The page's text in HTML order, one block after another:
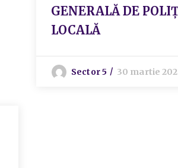
GENERALĂ DE
LOCALĂ
Sector 5 30 martie